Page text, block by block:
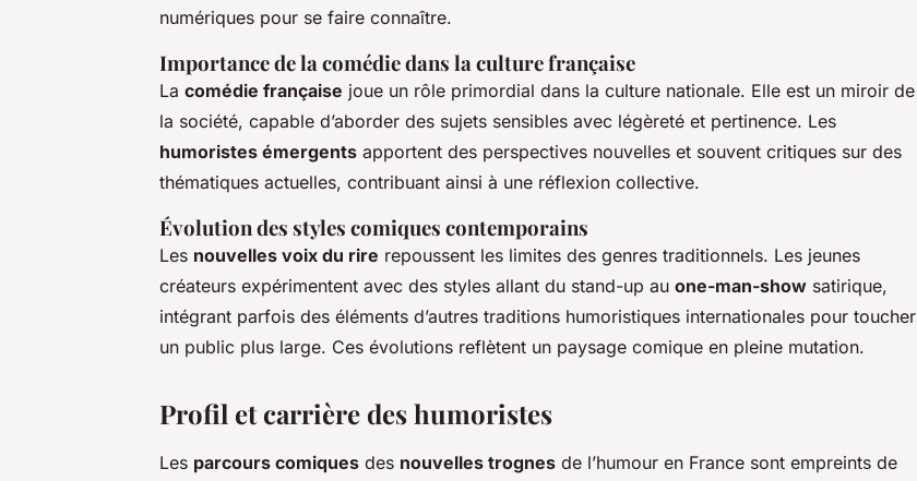
numériques pour se faire connaître.
Importance de la comédie dans la culture française
La comédie française joue un rôle primordial dans la culture nationale. Elle est un miroir de
la société, capable d’aborder des sujets sensibles avec légèreté et pertinence. Les
humoristes émergents apportent des perspectives nouvelles et souvent critiques sur des
thématiques actuelles, contribuant ainsi à une réflexion collective.
Évolution des styles comiques contemporains
Les nouvelles voix du rire repoussent les limites des genres traditionnels. Les jeunes
créateurs expérimentent avec des styles allant du stand-up au one-man-show satirique,
intégrant parfois des éléments d’autres traditions humoristiques internationales pour toucher
un public plus large. Ces évolutions reflètent un paysage comique en pleine mutation.
Profil et carrière des humoristes
Les parcours comiques des nouvelles trognes de l’humour en France sont empreints de